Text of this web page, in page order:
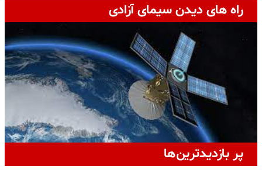
راه های دیدن سیمای آزادی
پر بازدیدترین‌ها